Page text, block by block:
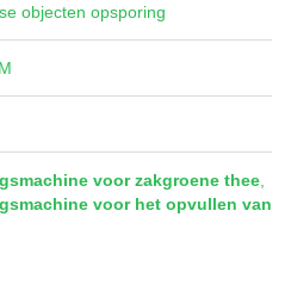
objecten opsporing
voor zakgroene thee
voor het opvullen van